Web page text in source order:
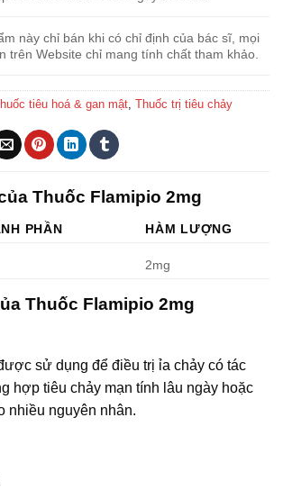
này chỉ bán khi có chỉ định của bác sĩ, mọi
trên Website chỉ mang tính chất tham khảo.
tiêu hoá & gan mật Thuốc trị tiêu chảy
Thuốc Flamipio 2mg
PHẦN HÀM LƯỢNG
2mg
Thuốc Flamipio 2mg
sử dụng để điều trị ỉa chảy có tác
hợp tiêu chảy mạn tính lâu ngày hoặc
nhiều nguyên nhân.